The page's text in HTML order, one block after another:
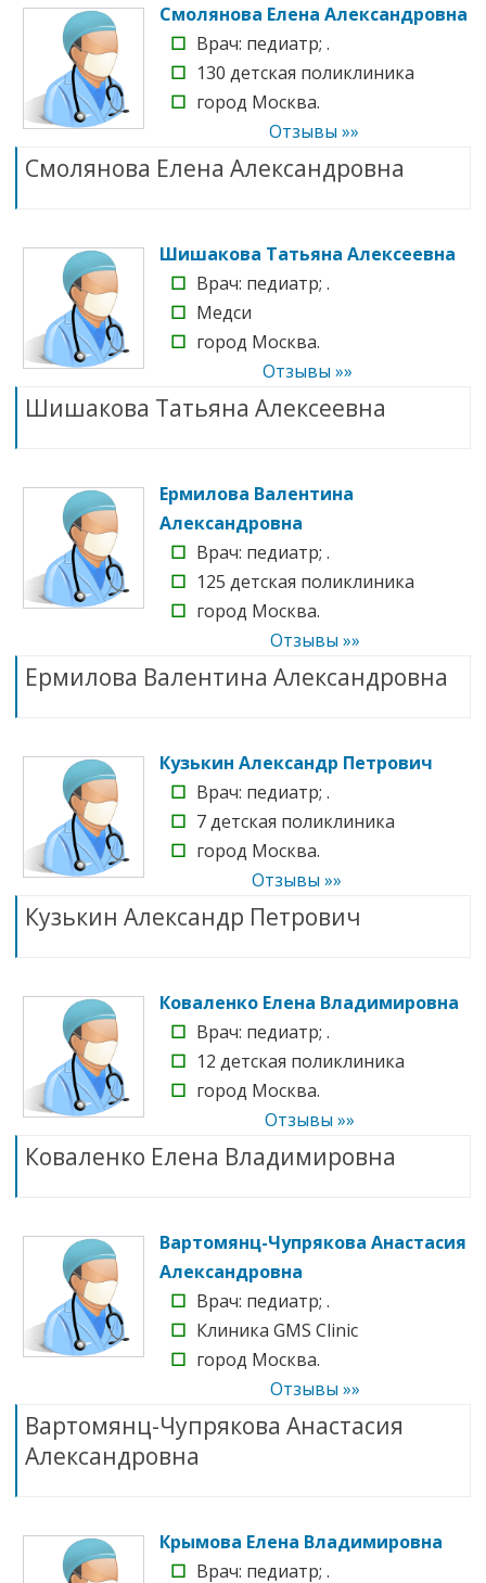
Смолянова Елена Александровна
☐ Врач: педиатр; .
☐ 130 детская поликлиника
☐ город Москва.
Отзывы »»
Смолянова Елена Александровна
Шишакова Татьяна Алексеевна
☐ Врач: педиатр; .
☐ Медси
☐ город Москва.
Отзывы »»
Шишакова Татьяна Алексеевна
Ермилова Валентина
Александровна
☐ Врач: педиатр; .
☐ 125 детская поликлиника
☐ город Москва.
Отзывы »»
Ермилова Валентина Александровна
Кузькин Александр Петрович
☐ Врач: педиатр; .
☐ 7 детская поликлиника
☐ город Москва.
Отзывы »»
Кузькин Александр Петрович
Коваленко Елена Владимировна
☐ Врач: педиатр; .
☐ 12 детская поликлиника
☐ город Москва.
Отзывы »»
Коваленко Елена Владимировна
Вартомянц-Чупрякова Анастасия
Александровна
☐ Врач: педиатр; .
☐ Клиника GMS Clinic
☐ город Москва.
Отзывы »»
Вартомянц-Чупрякова Анастасия
Александровна
Крымова Елена Владимировна
☐ Врач: педиатр; .